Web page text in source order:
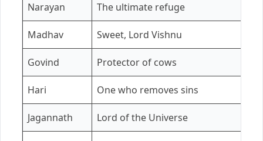
Narayan The ultimate refuge
Madhav Sweet, Lord Vishnu
Govind Protector of cows
Hari One who removes sins
Jagannath Lord of the Universe